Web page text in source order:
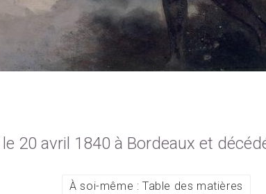
20 avril 1840 à Bordeaux et
À soi-même : Table des matières